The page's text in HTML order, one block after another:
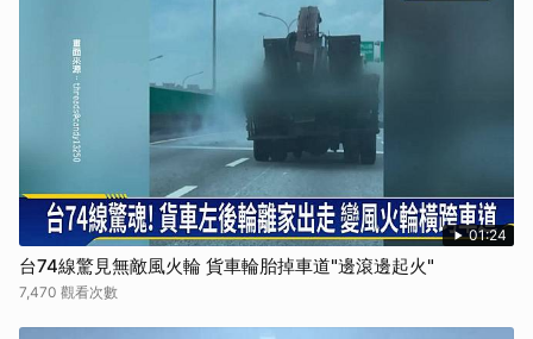
01:24
台74線驚見無敵風火輪 貨車輪胎掉車道"邊滾邊起火"
7,470 觀看次數